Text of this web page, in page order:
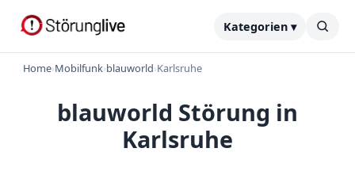
Kategorien ▾
Home›Mobilfunk›blauworld›Karlsruhe
blauworld Störung in
Karlsruhe